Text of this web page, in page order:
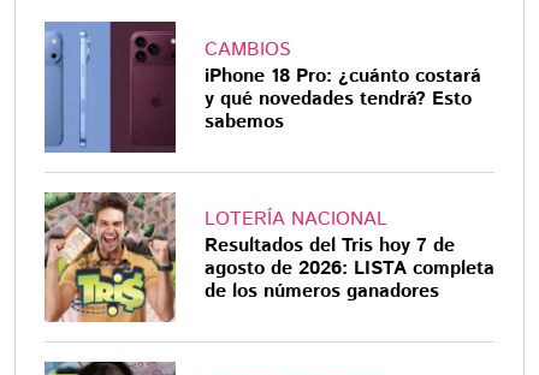
CAMBIOS
iPhone 18 Pro: ¿cuánto costará
y qué novedades tendrá? Esto
sabemos
LOTERÍA NACIONAL
Resultados del Tris hoy 7 de
agosto de 2026: LISTA completa
de los números ganadores